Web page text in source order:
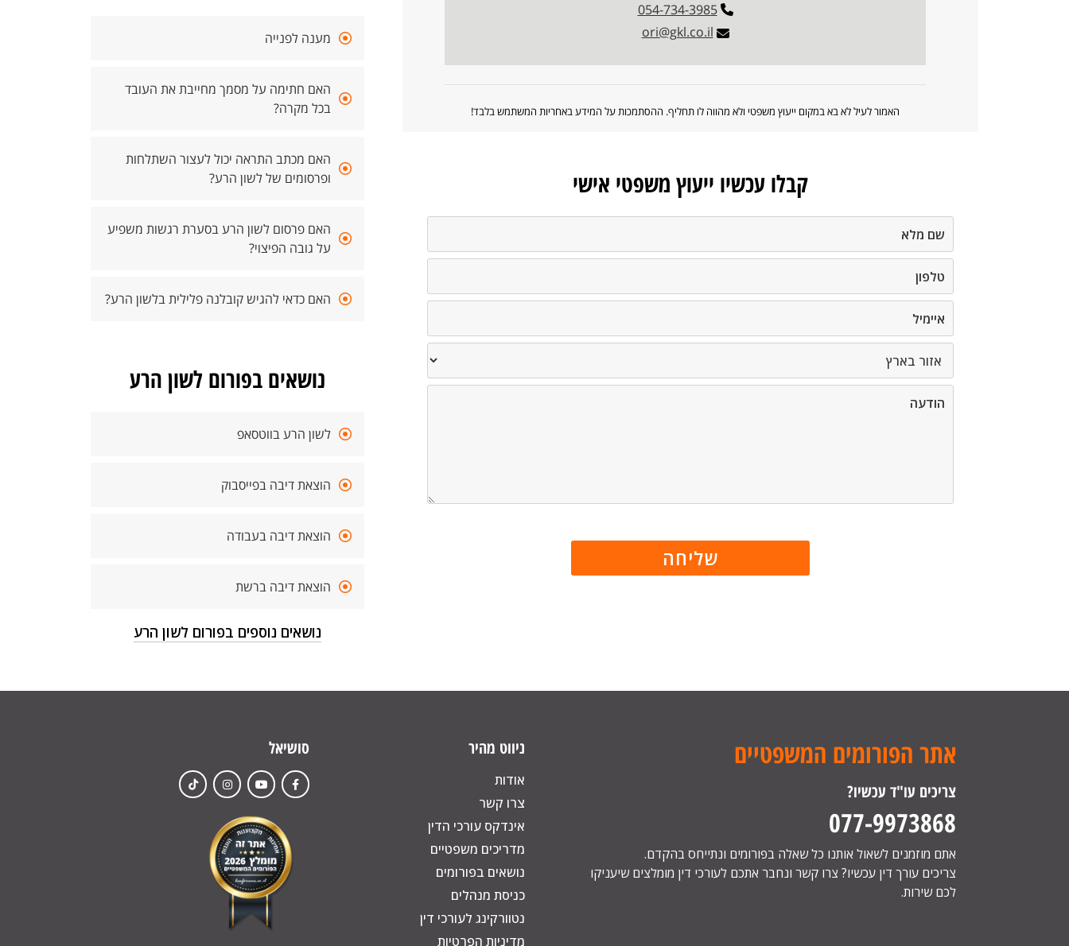
054-734-3985
ori@gkl.co.il
האמור לעיל לא בא במקום ייעוץ משפטי ולא מהווה לו תחליף. ההסתמכות על המידע באחריות המשתמש בלבד!
קבלו עכשיו ייעוץ משפטי אישי
מענה לפנייה
האם חתימה על מסמך מחייבת את העובד
בכל מקרה?
האם מכתב התראה יכול לעצור השתלחות
ופרסומים של לשון הרע?
האם פרסום לשון הרע בסערת רגשות משפיע
על גובה הפיצוי?
האם כדאי להגיש קובלנה פלילית בלשון הרע?
נושאים בפורום לשון הרע
לשון הרע בווטסאפ
הוצאת דיבה בפייסבוק
הוצאת דיבה בעבודה
הוצאת דיבה ברשת
נושאים נוספים בפורום לשון הרע
אתר הפורומים המשפטיים
צריכים עו"ד עכשיו?
077-9973868
אתם מוזמנים לשאול אותנו כל שאלה בפורומים ונתייחס בהקדם.
צריכים עורך דין עכשיו? צרו קשר ונחבר אתכם לעורכי דין מומלצים שיעניקו
לכם שירות.
ניווט מהיר
אודות
צרו קשר
אינדקס עורכי הדין
מדריכים משפטיים
נושאים בפורומים
כניסת מנהלים
נטוורקינג לעורכי דין
מדיניות הפרטיות
סושיאל